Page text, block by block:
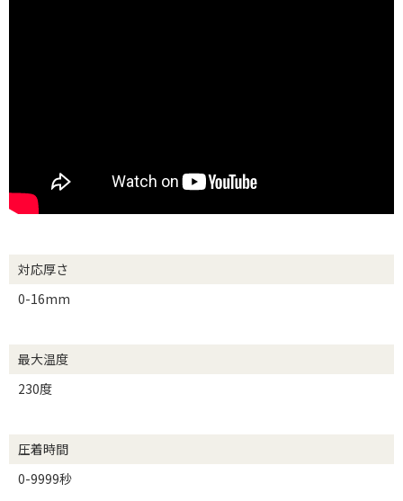
対応厚さ
0-16mm
最大温度
230度
圧着時間
0-9999秒